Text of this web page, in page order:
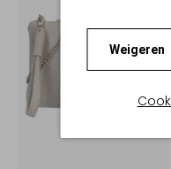
Weigeren